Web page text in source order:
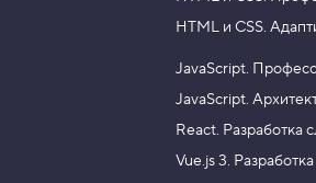
HTML и CSS.
JavaScript.
JavaScript.
React. Разработка
Vue.js 3.